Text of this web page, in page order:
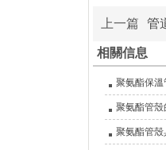
上一篇 管
相關信息
聚氨酯保
聚氨酯管
聚氨酯管